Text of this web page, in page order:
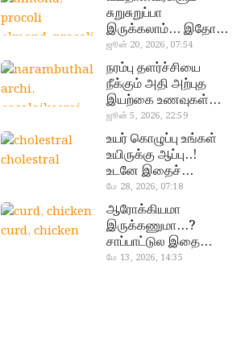
almond, procoli
சுறுசுறுப்பா
இருக்கலாம்… இதோ
சூப்பர் உணவுகள்!
ஜூன் 20, 2026, 07:54
narambuthalar
chi,
pasalaikeerai
நரம்பு தளர்ச்சியை
நீக்கும் அதி அற்புத
இயற்கை உணவுகள்…
தவற விட்டுறாதீங்க!
ஜூன் 5, 2026, 22:59
cholestral
உயர் கொழுப்பு உங்கள்
உயிருக்கு ஆப்பு..!
உடனே இதைச்
செய்யுங்க!
மே 28, 2026, 07:18
curd, chicken
ஆரோக்கியமா
இருக்கணுமா…?
சாப்பாட்டுல இதை
எல்லாம்
மே 13, 2026, 14:35